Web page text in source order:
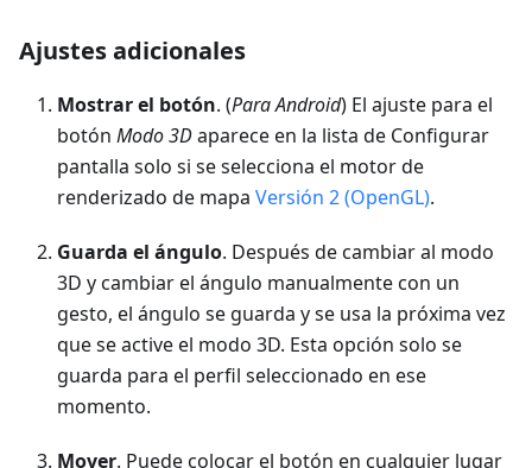
Ajustes adicionales
Mostrar el botón. (Para Android) El ajuste para el
botón Modo 3Daparece en la lista de Configurar
pantalla solo si se selecciona el motor de
renderizado de mapa Versión 2 (OpenGL).
Guarda el ángulo. Después de cambiar al modo
3D y cambiar el ángulo manualmente con un
gesto, el ángulo se guarda y se usa la próxima vez
que se active el modo 3D. Esta opción solo se
guarda para el perfil seleccionado en ese
momento.
Mover. Puede colocar el botón en cualquier lugar